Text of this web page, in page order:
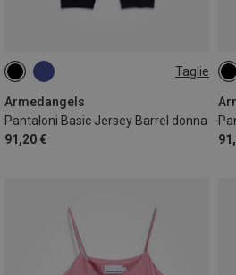
Taglie
Armedangels
Pantaloni Basic Jersey Barrel donna
91,20 €
XS S